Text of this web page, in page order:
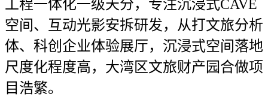
工程一体化一级天分，专注沉浸式CAVE
空间、互动光影安拆研发，从打文旅分析
体、科创企业体验展厅，沉浸式空间落地
尺度化程度高，大湾区文旅财产园合做项
目浩繁。